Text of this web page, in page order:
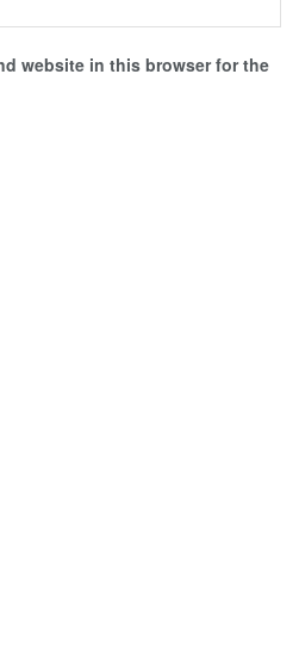
website in this browser for the